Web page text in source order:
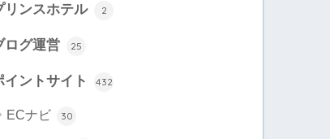
リンスホテル 2
ログ運営 25
イントサイト 432
ECナビ 30